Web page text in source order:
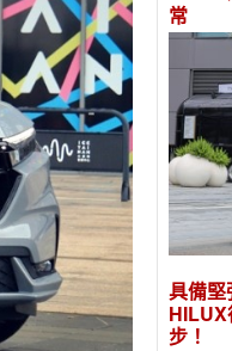
常
具備堅
步！